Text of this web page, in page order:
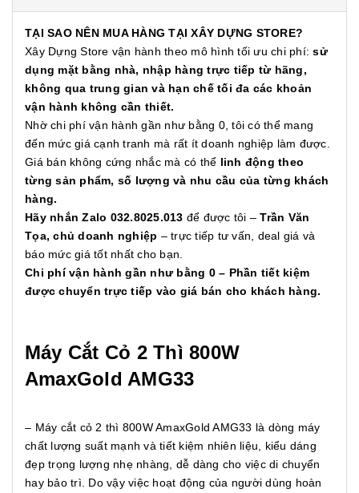
TẠI SAO NÊN MUA HÀNG TẠI XÂY DỰNG STORE?
Xây Dựng Store vận hành theo mô hình tối ưu chi phí:sử
dụng mặt bằng nhà, nhập hàng trực tiếp từ hãng,
không qua trung gian và hạn chế tối đa các khoản
vận hành không cần thiết.
Nhờ chi phí vận hành gần như bằng 0, tôi có thể mang
đến mức giá cạnh tranh mà rất ít doanh nghiệp làm được.
Giá bán không cứng nhắc mà có thể linh động theo
từng sản phẩm, số lượng và nhu cầu của từng khách
hàng.
Hãy nhắn Zalo 032.8025.013 để được tôi –Trần Văn
Tọa, chủ doanh nghiệp – trực tiếp tư vấn, deal giá và
báo mức giá tốt nhất cho bạn.
Chi phí vận hành gần như bằng 0 – Phần tiết kiệm
được chuyển trực tiếp vào giá bán cho khách hàng.
Máy Cắt Cỏ 2 Thì 800W
AmaxGold AMG33
– Máy cắt cỏ 2 thì 800W AmaxGold AMG33 là dòng máy
chất lượng suất mạnh và tiết kiệm nhiên liệu, kiểu dáng
đẹp trọng lượng nhẹ nhàng, dễ dàng cho việc di chuyển
hay bảo trì. Do vậy việc hoạt động của người dùng hoàn